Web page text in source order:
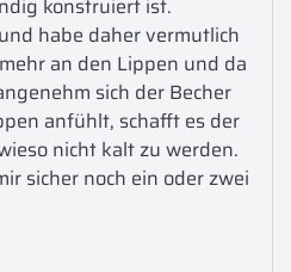
konstruiert ist.
habe daher vermutlich
an den Lippen und da
sich der Becher
anfühlt, schafft es der
nicht kalt zu werden.
sicher noch ein oder zwei